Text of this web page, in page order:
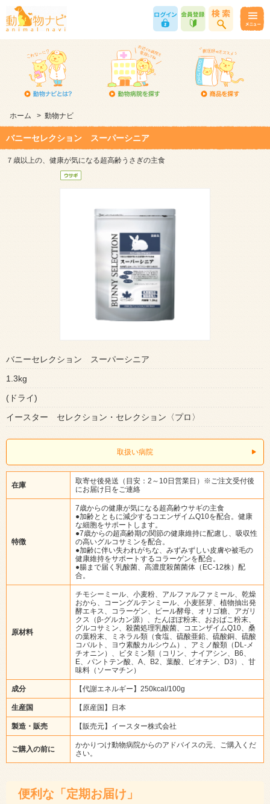
ホーム > 動物ナビ
バニーセレクション スーパーシニア
７歳以上の、健康が気になる超高齢うさぎの主食
バニーセレクション スーパーシニア
1.3kg
(ドライ)
イースター セレクション・セレクション〈プロ〉
取扱い病院
在庫
取寄せ後発送（目安：2～10日営業日）※ご注文受付後
にお届け日をご連絡
特徴
7歳からの健康が気になる超高齢ウサギの主食
●加齢とともに減少するコエンザイムQ10を配合。健康
な細胞をサポートします。
●7歳からの超高齢期の関節の健康維持に配慮し、吸収性
の高いグルコサミンを配合。
●加齢に伴い失われがちな、みずみずしい皮膚や被毛の
健康維持をサポートするコラーゲンを配合。
●腸まで届く乳酸菌、高濃度殺菌菌体（EC-12株）配
合。
原材料
チモシーミール、小麦粉、アルファルファミール、乾燥
おから、コーングルテンミール、小麦胚芽、植物抽出発
酵エキス、コラーゲン、ビール酵母、オリゴ糖、アガリ
クス（β-グルカン源）、たんぽぽ粉末、おおばこ粉末、
グルコサミン、殺菌処理乳酸菌、コエンザイムQ10、桑
の葉粉末、ミネラル類（食塩、硫酸亜鉛、硫酸銅、硫酸
コバルト、ヨウ素酸カルシウム）、アミノ酸類（DL-メ
チオニン）、ビタミン類（コリン、ナイアシン、B6、
E、パントテン酸、A、B2、葉酸、ビオチン、D3）、甘
味料（ソーマチン）
成分 【代謝エネルギー】250kcal/100g
生産国 【原産国】日本
製造・販売 【販売元】イースター株式会社
ご購入の前に
かかりつけ動物病院からのアドバイスの元、ご購入くだ
さい。
便利な「定期お届け」